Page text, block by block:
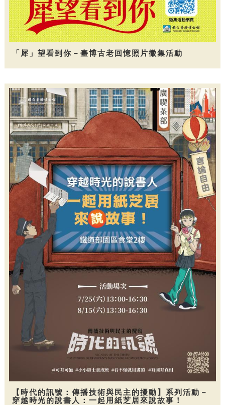
「犀」望看到你－臺博古老回憶照片徵集活動
【時代的訊號：傳播技術與民主的擾動】系列活動－
穿越時光的說書人：一起用紙芝居來說故事！